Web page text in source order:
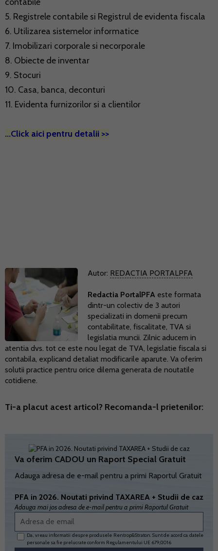
5. Registrele contabile si Registrul de evidenta fiscala
6. Utilizarea sistemelor informatice
7. Imobilizari corporale si necorporale
8. Obiecte de inventar
9. Stocuri
10. Casa, banca, deconturi
11. Evidenta furnizorilor si a clientilor
...Click aici pentru detalii >>
Autor: REDACTIA PORTALPFA
Redactia PortalPFA este formata
dintr-un colectiv de 3 autori
specializati in domenii precum
contabilitate, fiscalitate, TVA si
legislatia muncii. Zilnic aducem in
atentia dvs. tot ce este nou legat de TVA, legislatie fiscala si
contabila, explicand detaliat modificarile aparute. Va oferim
solutii practice pentru orice dilema generata de noutatile
cotidiene.
Ti-a placut acest articol? Recomanda-l prietenilor:
Va oferim CADOU un Raport Special Gratuit
Adauga adresa de e-mail pentru a primi Raportul Gratuit
PFA in 2026. Noutati privind TAXAREA + Studii de caz
Adauga mai jos adresa de e-mail pentru a primi Raportul Gratuit
Da, vreau informatii despre produsele Rentrop&Straton. Sunt de acord ca datele
personale sa fie prelucrate conform Regulamentului UE 679/2016